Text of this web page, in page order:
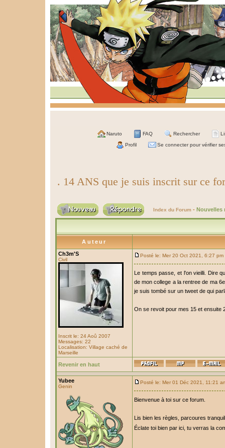
Naruto FAQ Rechercher
Profil Se connecter pour vérifier
. 14 ANS que je suis inscrit sur ce
Index du Forum - Nouvelles
Auteur
Ch3m'S
Civil
Inscrit le: 24 Aoû 2007
Messages: 22
Localisation: Village caché de
Marseille
Posté le: Mer 20 Oct 2021, 6:27 pm
Le temps passe, et l'on vieilli. Dire
de mon college a la rentree de ma
je suis tombé sur un tweet de qui
On se revoit pour mes 15 et ensuite
Revenir en haut
Yubee
Genin
Posté le: Mer 01 Déc 2021, 11:21
Bienvenue à toi sur ce forum.
Lis bien les règles, parcoures
Éclate toi bien par ici, tu verras la